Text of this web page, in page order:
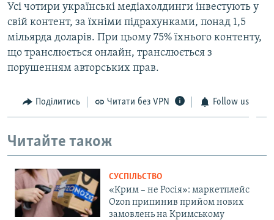
Усі чотири українські медіахолдинги інвестують у
свій контент, за їхніми підрахунками, понад 1,5
мільярда доларів. При цьому 75% їхнього контенту,
що транслюється онлайн, транслюється з
порушенням авторських прав.
Поділитись Читати без VPN Follow us
Читайте також
СУСПІЛЬСТВО
«Крим – не Росія»: маркетплейс
Ozon припинив прийом нових
замовлень на Кримському